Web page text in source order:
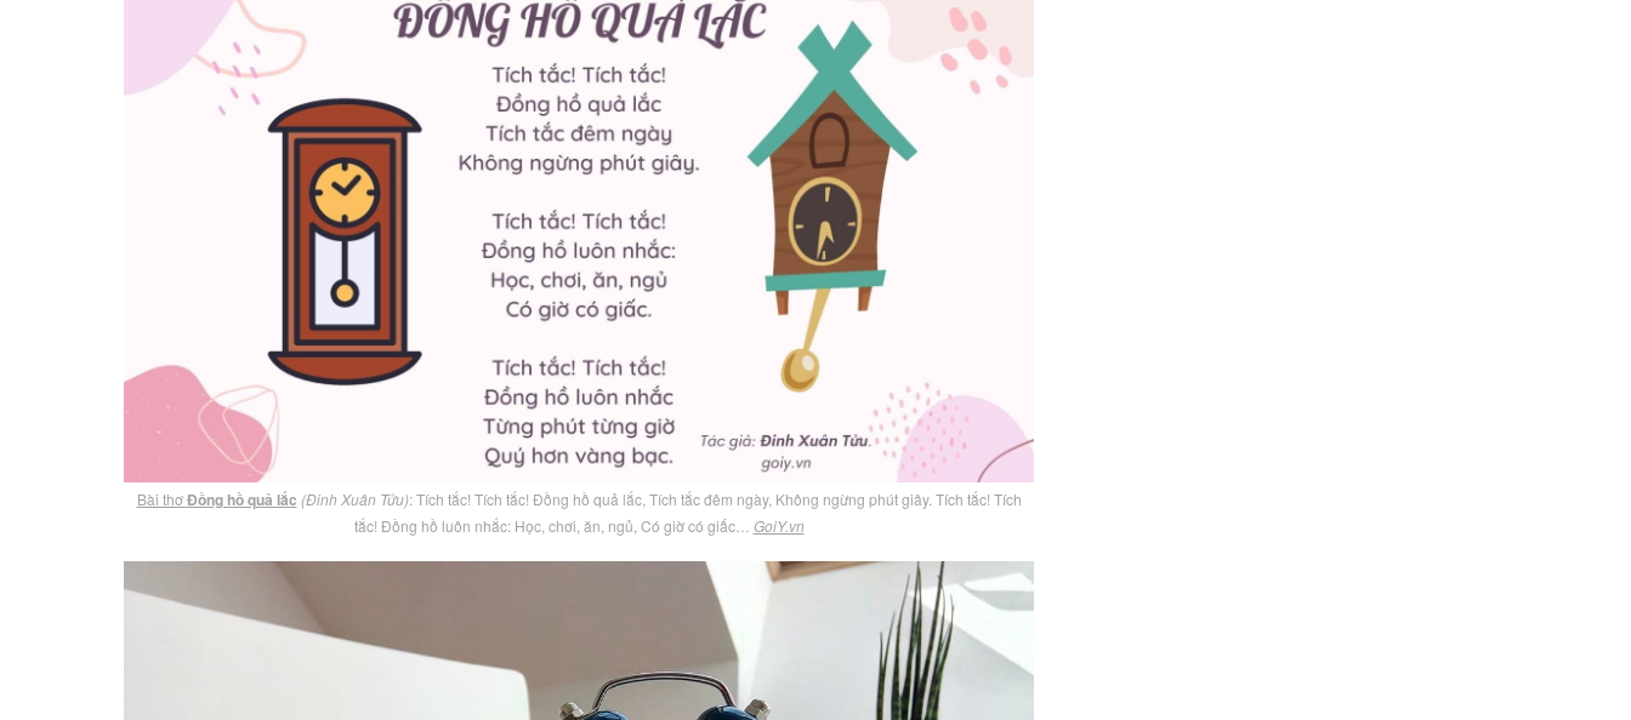
Bài thơĐồng hồ quả lắc (Đinh Xuân Tửu): Tích tắc! Tích tắc! Đồng hồ quả lắc, Tích tắc đêm ngày, Không ngừng phút giây. Tích tắc! Tích
tắc! Đồng hồ luôn nhắc: Học, chơi, ăn, ngủ, Có giờ có giấc… GoiY.vn